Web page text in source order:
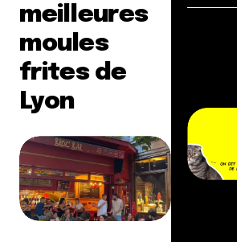
meilleures
moules
frites de
Lyon